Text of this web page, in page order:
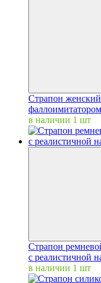
Страпон
в наличии 1 шт
Страпон
с реалистичной
в наличии 1 шт